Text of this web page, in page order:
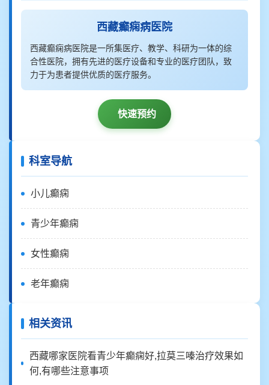
西藏癫痫病医院
西藏癫痫病医院是一所集医疗、教学、科研为一体的综
合性医院，拥有先进的医疗设备和专业的医疗团队，致
力于为患者提供优质的医疗服务。
快速预约
科室导航
小儿癫痫
青少年癫痫
女性癫痫
老年癫痫
相关资讯
西藏哪家医院看青少年癫痫好,拉莫三嗪治疗效果如
何,有哪些注意事项